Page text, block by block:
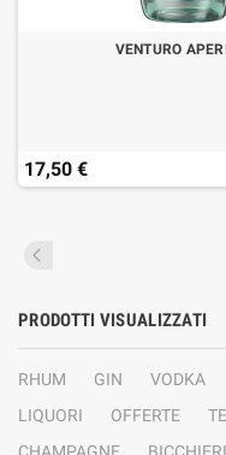
VENTURO
17,50 €
PRODOTTI VISUALIZZATI
RHUM GIN VODKA
LIQUORI
OFFERTE